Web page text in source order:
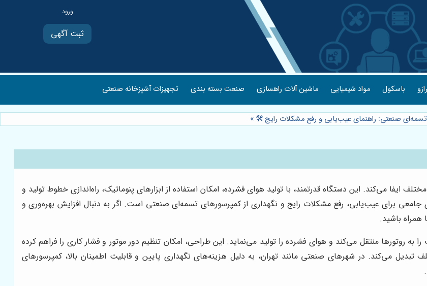
ثبت آگهی
باسکول مواد شیمیایی ماشین آلات راهسازی صنعت بسته بندی تجهیزات آشپزخانه صنعتی
تسمه‌ای صنعتی: راهنمای عیب‌یابی و رفع مشکلات رایج 🛠️»
ایفا می‌کند. این دستگاه قدرتمند، با تولید هوای فشرده، امکان استفاده از ابزارهای پنوماتیک، راه‌اندازی خطوط تولید و
جامعی برای عیب‌یابی، رفع مشکلات رایج و نگهداری از کمپرسورهای تسمه‌ای صنعتی است. اگر به دنبال افزایش بهره‌وری و
همراه باشید.
به روتورها منتقل می‌کند و هوای فشرده را تولید می‌نماید. این طراحی، امکان تنظیم دور موتور و فشار کاری را فراهم کرده
تبدیل می‌کند. در شهرهای صنعتی مانند تهران، به دلیل هزینه‌های نگهداری پایین و قابلیت اطمینان بالا، کمپرسورهای